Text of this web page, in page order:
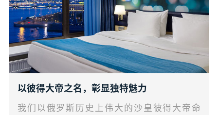
以彼得大帝之名，彰显独特魅力
我们以俄罗斯历史上伟大的沙皇彼得大帝命